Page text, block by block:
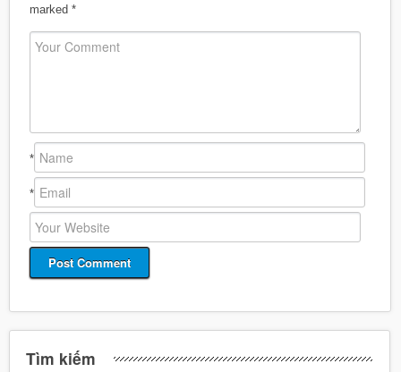
marked *
*
*
Tìm kiếm